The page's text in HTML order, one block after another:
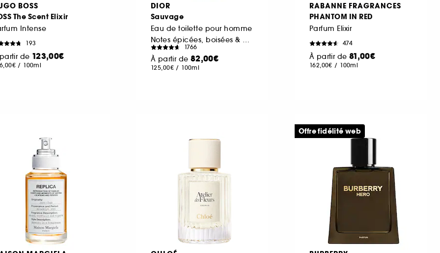
BOSS
The Scent Elixir
Intense
193
de 123,00€
/ 100ml
DIOR
Sauvage
Eau de toilette pour homme
1766
À partir de 82,00€
125,00€ / 100ml
RABANNE FRAGRANCES
PHANTOM IN RED
Parfum Elixir
474
À partir de 81,00€
162,00€ / 100ml
Offre fidélité web